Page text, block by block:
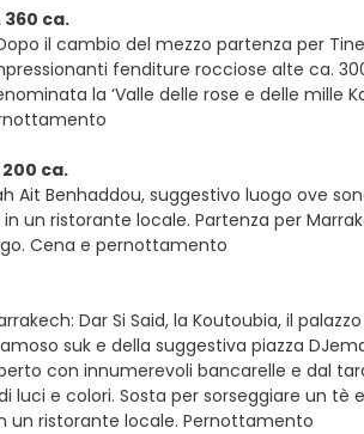
360 ca.
il cambio del mezzo partenza per
fenditure rocciose alte ca.
la ‘Valle delle rose e delle mille
200 ca.
Ait Benhaddou, suggestivo luogo ove
un ristorante locale. Partenza per
Cena e pernottamento
Dar Si Said, la Koutoubia, il
suk e della suggestiva piazza
con innumerevoli bancarelle e dal
e colori. Sosta per sorseggiare un tè
un ristorante locale. Pernottamento